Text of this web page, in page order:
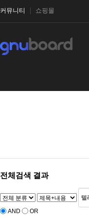
커뮤니티 쇼핑몰
전체검색 결과
AND OR